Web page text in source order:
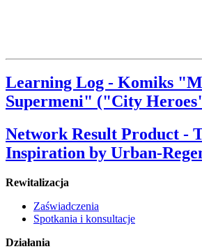
Learning Log - Komiks
Supermeni" ("City
Network Result Product -
Inspiration by Urban-
Rewitalizacja
Zaświadczenia
Spotkania i konsultacje
Działania